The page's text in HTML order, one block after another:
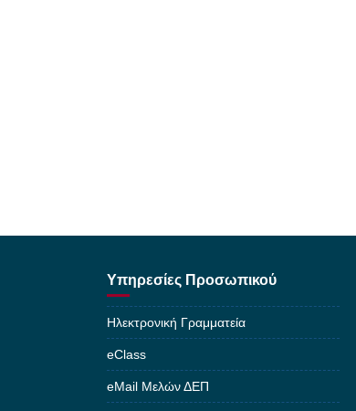
Υπηρεσίες Προσωπικού
Ηλεκτρονική Γραμματεία
eClass
eMail Μελών ΔΕΠ